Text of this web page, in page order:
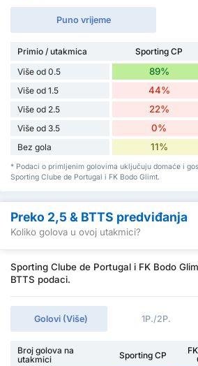
Puno vrijeme
Primio / utakmica Sporting CP
Više od 0.5
89%
Više od 1.5 44%
Više od 2.5 22%
Više od 3.5 0%
Bez gola 11%
* Podaci o primljenim golovima uključuju domaće i
Sporting Clube de Portugal i FK Bodo Glimt.
Preko 2,5 & BTTS predviđanja
Koliko golova u ovoj utakmici?
Sporting Clube de Portugal i FK Bodo
BTTS podaci.
Golovi (Više) 1P./2P.
Broj golova na
utakmici
Sporting CP